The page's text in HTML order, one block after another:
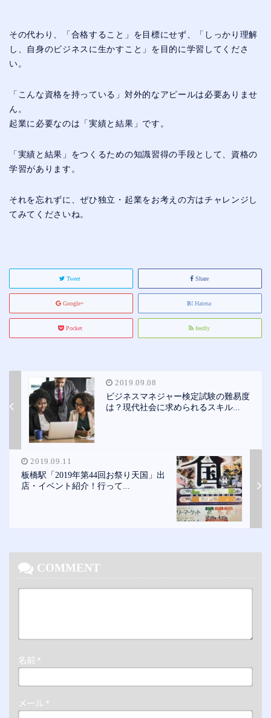
その代わり、「合格すること」を目標にせず、「しっかり理解
し、自身のビジネスに生かすこと」を目的に学習してくださ
い。
「こんな資格を持っている」対外的なアピールは必要ありませ
ん。
起業に必要なのは「実績と結果」です。
「実績と結果」をつくるための知識習得の手段として、資格の
学習があります。
それを忘れずに、ぜひ独立・起業をお考えの方はチャレンジし
てみてくださいね。
Tweet Share
Google+ Hatena
Pocket feedly
2019.09.08
ビジネスマネジャー検定試験の難易度
は？現代社会に求められるスキル...
2019.09.11
板橋駅「2019年第44回お祭り天国」出
店・イベント紹介！行って...
COMMENT
名前 *
メール *